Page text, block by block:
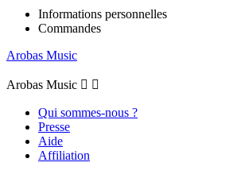
Informations personnelles
Commandes
Arobas Music
Arobas Music  
Qui sommes-nous ?
Presse
Aide
Affiliation